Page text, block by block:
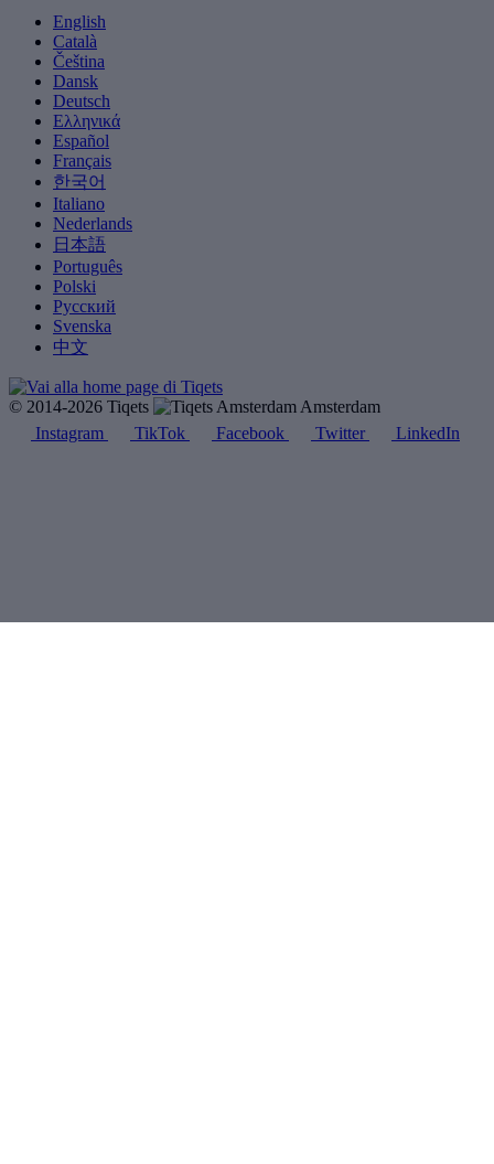
English
Català
Čeština
Dansk
Deutsch
Ελληνικά
Español
Français
한국어
Italiano
Nederlands
日本語
Português
Polski
Русский
Svenska
中文
© 2014-2026 Tiqets
Amsterdam
Instagram
TikTok Facebook Twitter LinkedIn